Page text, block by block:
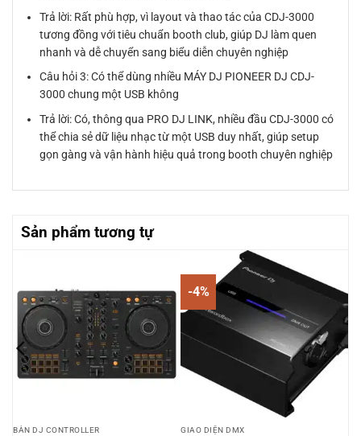
Trả lời: Rất phù hợp, vì layout và thao tác của CDJ-3000
tương đồng với tiêu chuẩn booth club, giúp DJ làm quen
nhanh và dễ chuyển sang biểu diễn chuyên nghiệp
Câu hỏi 3: Có thể dùng nhiều MÁY DJ PIONEER DJ CDJ-
3000 chung một USB không
Trả lời: Có, thông qua PRO DJ LINK, nhiều đầu CDJ-3000 có
thể chia sẻ dữ liệu nhạc từ một USB duy nhất, giúp setup
gọn gàng và vận hành hiệu quả trong booth chuyên nghiệp
Sản phẩm tương tự
BÀN DJ CONTROLLER
-4%
GIAO DIỆN DMX